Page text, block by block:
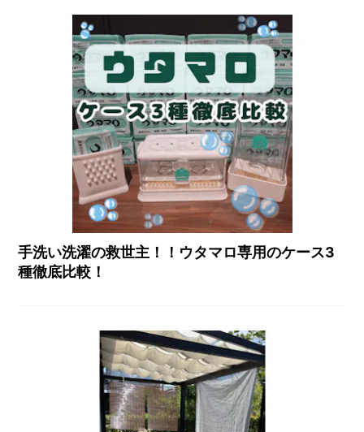
手洗い洗濯の救世主！！ウタマロ専用のケース3
種徹底比較！